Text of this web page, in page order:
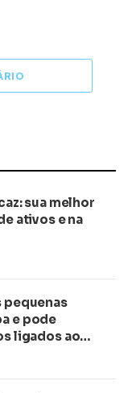
sua melhor
ativos e na
pequenas
e pode
ligados ao